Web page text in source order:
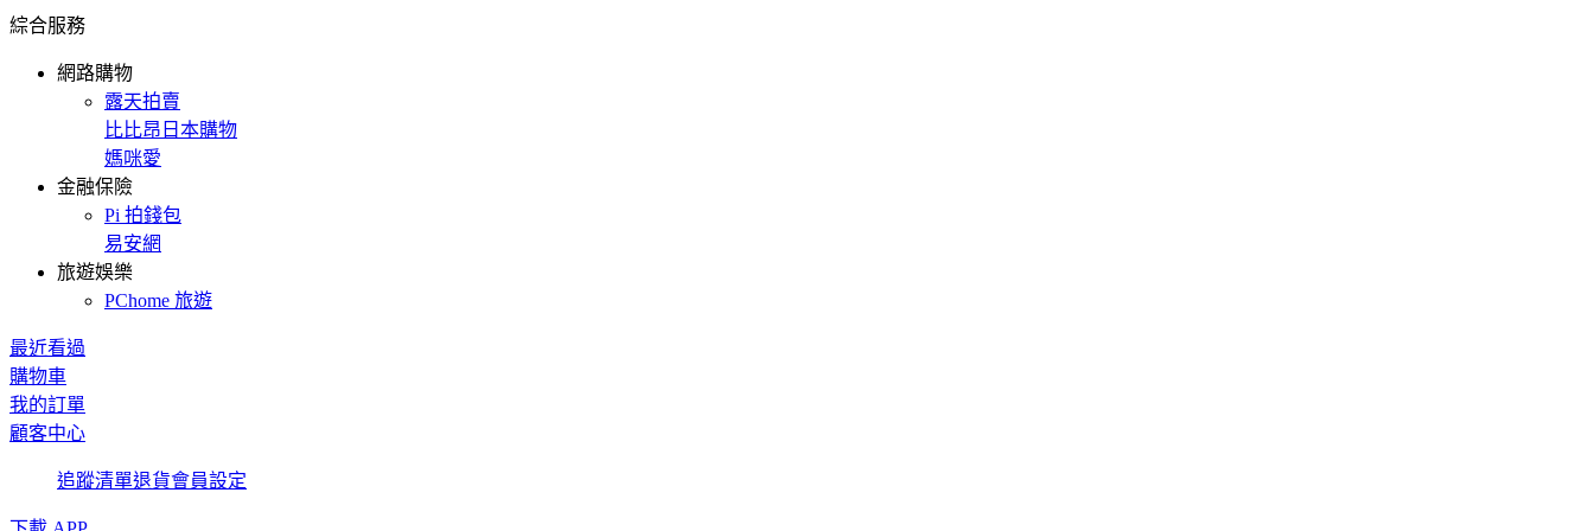
綜合服務
網路購物
露天拍賣
比比昂日本購物
媽咪愛
金融保險
Pi 拍錢包
易安網
旅遊娛樂
PChome 旅遊
最近看過
購物車
我的訂單
顧客中心
追蹤清單退貨會員設定